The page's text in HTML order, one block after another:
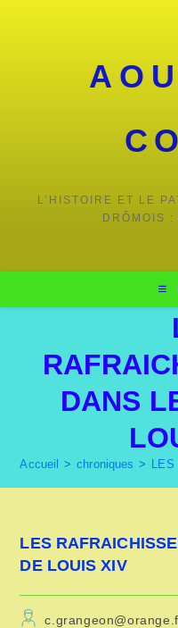
L’HISTOIRE ET LE
DRÔMOIS
DANS
Accueil > chroniques > LES
LES
DE LOUIS XIV